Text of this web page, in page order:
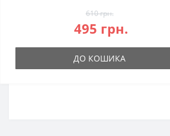
610 грн.
495 грн.
ДО КОШИКА